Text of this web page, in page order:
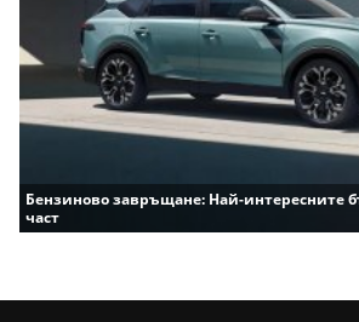
Бензиново завръщане: Най-интересните
част